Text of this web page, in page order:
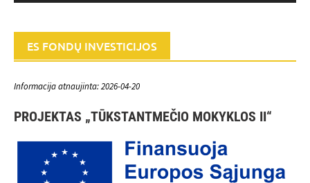
ES FONDŲ INVESTICIJOS
Informacija atnaujinta: 2026-04-20
PROJEKTAS „TŪKSTANTMEČIO MOKYKLOS II“